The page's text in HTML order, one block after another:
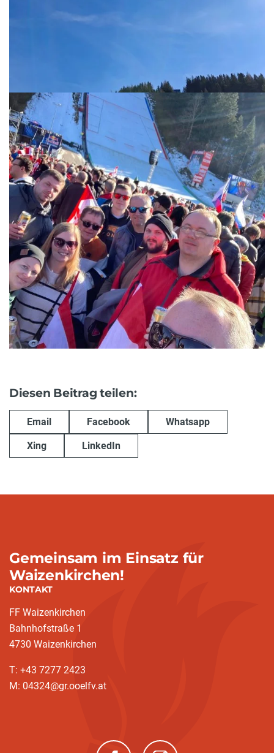
Diesen Beitrag teilen:
Email Facebook Whatsapp
Xing LinkedIn
Gemeinsam im Einsatz für
Waizenkirchen!
KONTAKT
FF Waizenkirchen
Bahnhofstraße 1
4730 Waizenkirchen
T: +43 7277 2423
M: 04324@gr.ooelfv.at